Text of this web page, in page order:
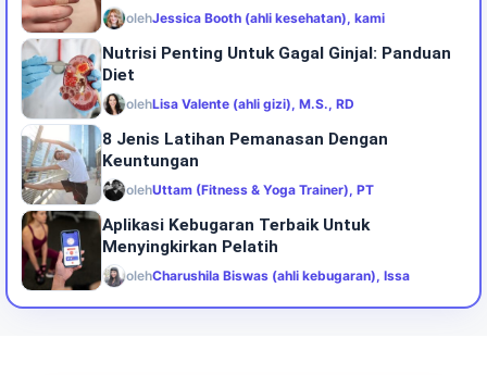
olehJessica Booth (ahli kesehatan), kami
Nutrisi Penting Untuk Gagal Ginjal: Panduan
Diet
olehLisa Valente (ahli gizi), M.S., RD
8 Jenis Latihan Pemanasan Dengan
Keuntungan
olehUttam (Fitness & Yoga Trainer), PT
Aplikasi Kebugaran Terbaik Untuk
Menyingkirkan Pelatih
olehCharushila Biswas (ahli kebugaran), Issa